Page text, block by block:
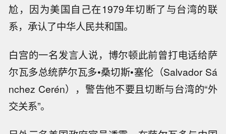
尬，因为美国自己在1979年切断了与台湾的联
系，承认了中华人民共和国。
白宫的一名发言人说，博尔顿此前曾打电话给萨
尔瓦多总统萨尔瓦多•桑切斯•塞伦（Salvador Sá
nchez Cerén），警告他不要且切断与台湾的“外
交关系”。